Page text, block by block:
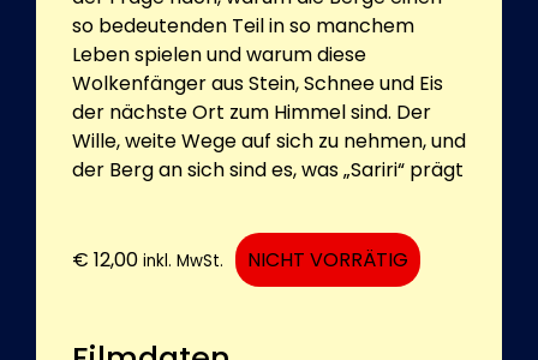
so bedeutenden Teil in so manchem
Leben spielen und warum diese
Wolkenfänger aus Stein, Schnee und Eis
der nächste Ort zum Himmel sind. Der
Wille, weite Wege auf sich zu nehmen, und
der Berg an sich sind es, was „Sariri“ prägt
€ 12,00 inkl. MwSt. NICHT VORRÄTIG